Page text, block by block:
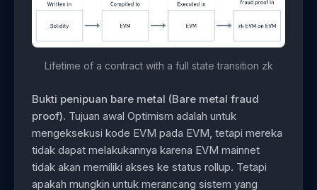
Lifetime of a contract with a full state transition zk
Bukti penipuan bare metal (Bare metal fraud
proof). Tujuan awal Optimism adalah untuk
mengeksekusi kode EVM pada EVM, tetapi mereka
tidak dapat melakukannya karena EVM mainnet
tidak akan memiliki akses ke status rollup. Tetapi
apakah mungkin untuk merancang sistem yang